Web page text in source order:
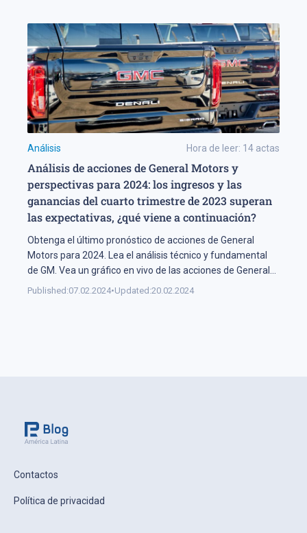
Análisis Hora de leer: 14 actas
Análisis de acciones de General Motors y
perspectivas para 2024: los ingresos y las
ganancias del cuarto trimestre de 2023 superan
las expectativas, ¿qué viene a continuación?
Obtenga el último pronóstico de acciones de General
Motors para 2024. Lea el análisis técnico y fundamental
de GM. Vea un gráfico en vivo de las acciones de General
Motors.
Published:07.02.2024•Updated:20.02.2024
Contactos
Política de privacidad